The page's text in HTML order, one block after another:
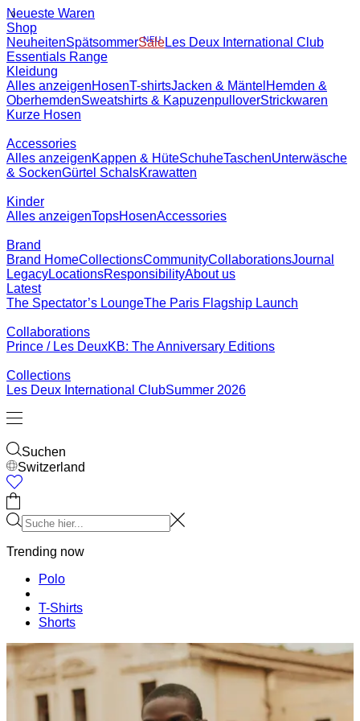
Neueste Waren
Shop
NeuheitenSpätsommerNEUSaleLes Deux International
ClubEssentials Range
Kleidung
Alles anzeigenHosenT-shirtsJacken & MäntelHemden &
OberhemdenSweatshirts & Kapuzenpullover StrickwarenKurze
Hosen
Accessories
Alles anzeigenKappen & Hüte SchuheTaschenUnterwäsche &
SockenGürtelSchalsKrawatten
Kinder
Alles anzeigenTopsHosenAccessories
Brand
Brand
HomeCollectionsCommunityCollaborationsJournal
us
Latest
Collaborations
Collections
Suchen
Switzerland
0
T-Shirts
T-SHIRTS
JACKEN